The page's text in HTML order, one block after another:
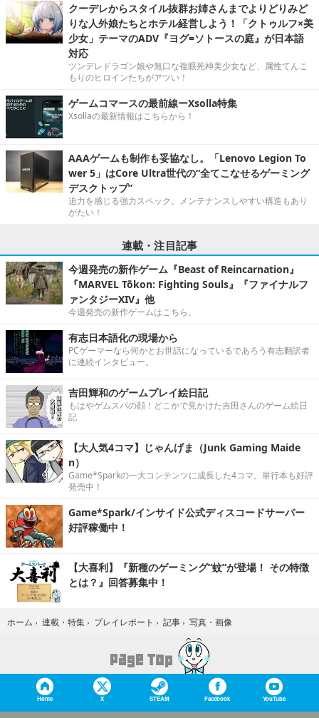
クーデレからスタイル抜群お姉さんまでよりどりみど
りな人外娘たちとホテル経営しよう！「クトゥルフ×美
少女」テーマのADV『ヨグ=ソトースの庭』が日本語
対応
ツンデレドラゴン娘や無口な複眼死神美少女など、属性てんこ
もりのヒロインたちがアツい！
ゲームコマースの最前線ーXsolla特集
Xsollaの最新情報はこちらから！
AAAゲームも制作も妥協なし。「Lenovo Legion To
wer 5」はCore Ultra世代の“全てこなせるゲーミング
デスクトップ”
迫力を感じる強力スペック。メンテナンスしやすい構造もあり
がたい！
連載・注目記事
今週発売の新作ゲーム『Beast of Reincarnation』
『MARVEL Tōkon: Fighting Souls』『ファイナルフ
ァンタジーXIV』他
今週発売の新作ゲームはこちら。
有志日本語化の現場から
PCゲーマーなら何かとお世話になっているであろう有志翻訳者
に連続インタビュー。
吉田輝和のゲームプレイ絵日記
もはやゲムスパの顔！どこかで見かけた吉田さんのゲーム絵日
記
【大人気4コマ】じゃんげま（Junk Gaming Maide
n）
Game*Sparkの一大コンテンツに成長した4コマ。単行本も好評
発売中！
Game*Spark/インサイド公式ディスコードサーバー
好評稼働中！
【大喜利】『新種のゲーミング“蚊”が登場！ その特徴
とは？』回答募集中！
ホーム › 連載・特集 › プレイレポート › 記事 › 写真・画像
Home X STEAM Facebook YouTube